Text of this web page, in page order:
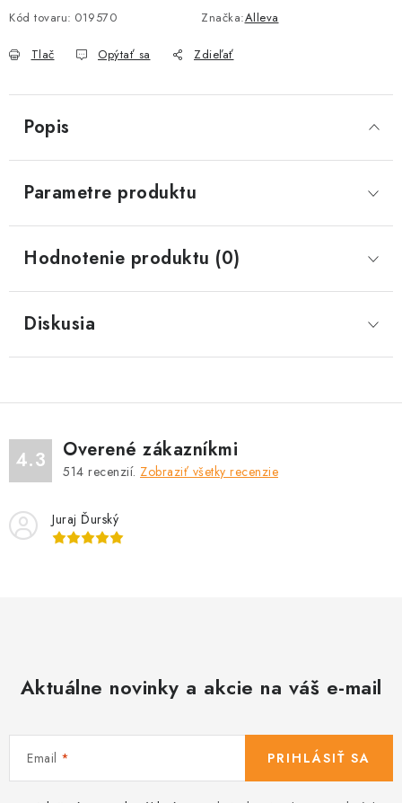
Kód tovaru: 019570 Značka:Alleva
Tlač Opýtať sa Zdieľať
Popis
Parametre produktu
Hodnotenie produktu (0)
Diskusia
4.3 Overené zákazníkmi
514 recenzií. Zobraziť všetky recenzie
Juraj Ďurský
Aktuálne novinky a akcie na váš e-mail
Email PRIHLÁSIŤ SA